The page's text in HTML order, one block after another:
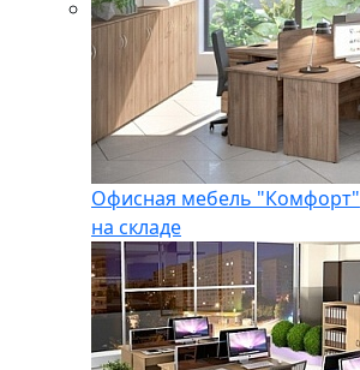
Офисная мебель "Комфорт"
на складе